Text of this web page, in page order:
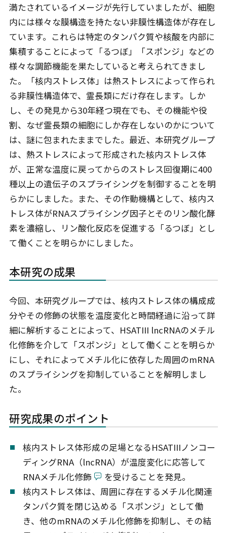
満たされているイメージが先行していましたが、細胞
内には様々な膜構造を持たない非膜性構造体が存在し
ています。これらは特定のタンパク質や核酸を内部に
集積することによって「るつぼ」「スポンジ」などの
様々な調節機能を果たしていると考えられてきまし
た。「核内ストレス体」は熱ストレスによって作られ
る非膜性構造体で、霊長類にだけ存在します。しか
し、その発見から30年経つ現在でも、その機能や役
割、なぜ霊長類の細胞にしか存在しないのかについて
は、謎に包まれたままでした。最近、本研究グループ
は、熱ストレスによって形成された核内ストレス体
が、正常な温度に戻ってからのストレス回復期に400
種以上の遺伝子のスプライシングを制御することを明
らかにしました。また、その作動機構として、核内ス
トレス体がRNAスプライシング因子とそのリン酸化酵
素を濃縮し、リン酸化反応を促進する「るつぼ」とし
て働くことを明らかにしました。
本研究の成果
今回、本研究グループでは、核内ストレス体の構成成
分やその修飾の状態を温度変化と時間経過に沿って詳
細に解析することによって、HSATIII lncRNAのメチル
化修飾を介して「スポンジ」として働くことを明らか
にし、それによってメチル化に依存した周囲のmRNA
のスプライシングを抑制していることを解明しまし
た。
研究成果のポイント
核内ストレス体形成の足場となるHSATIIIノンコー
ディングRNA（lncRNA）が温度変化に応答して
RNAメチル化修飾
を受けることを発見。
核内ストレス体は、周囲に存在するメチル化関連
タンパク質を閉じ込める「スポンジ」として働
き、他のmRNAのメチル化修飾を抑制し、その結